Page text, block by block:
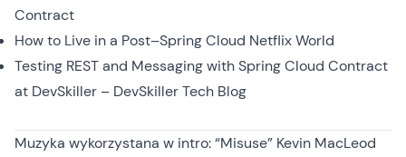
Contract
How to Live in a Post–Spring Cloud Netflix World
Testing REST and Messaging with Spring Cloud Contract
at DevSkiller – DevSkiller Tech Blog
Muzyka wykorzystana w intro: “Misuse” Kevin MacLeod